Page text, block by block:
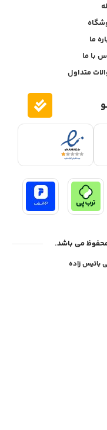
ما
با ما
متداول
می باشد.
بائیس زاده